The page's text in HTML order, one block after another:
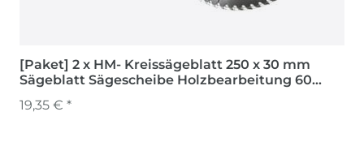
[Paket] 2 x HM- Kreissägeblatt 250 x 30 mm
Sägeblatt Sägescheibe Holzbearbeitung 60
19,35 € *